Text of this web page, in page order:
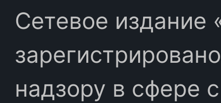
Сетевое издание
надзору в сфере